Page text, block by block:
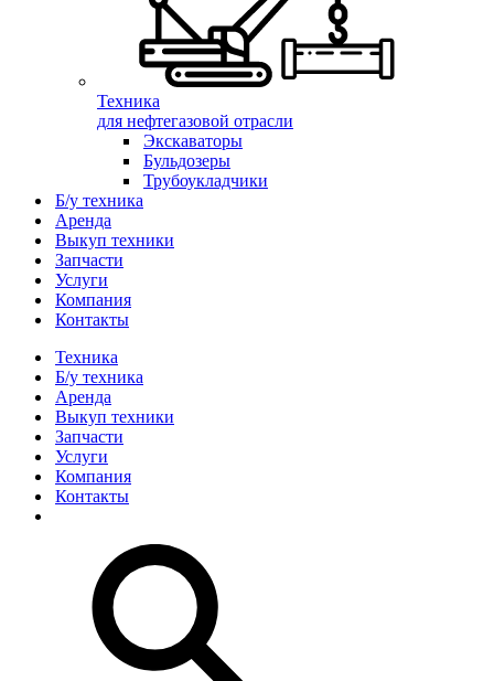
Техника
для нефтегазовой отрасли
Экскаваторы
Бульдозеры
Трубоукладчики
Б/у техника
Аренда
Выкуп техники
Запчасти
Услуги
Компания
Контакты
Техника
Б/у техника
Аренда
Выкуп техники
Запчасти
Услуги
Компания
Контакты